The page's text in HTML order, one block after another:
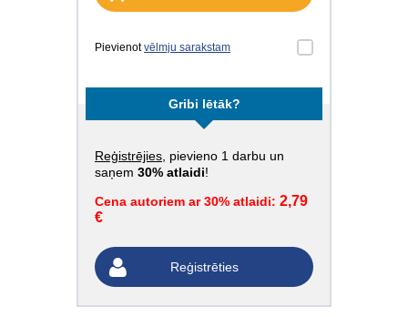
Pievienotvēlmju sarakstam
Gribi lētāk?
Reģistrējies , pievieno 1 darbu un
saņem 30% atlaidi!
Cena autoriem ar 30% atlaidi: 2,79
€
Reģistrēties